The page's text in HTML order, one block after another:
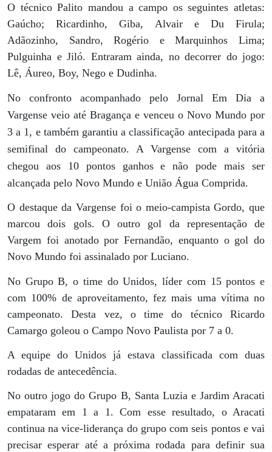
O técnico Palito mandou a campo os seguintes atletas:
Gaúcho; Ricardinho, Giba, Alvair e Du Firula;
Adãozinho, Sandro, Rogério e Marquinhos Lima;
Pulguinha e Jiló. Entraram ainda, no decorrer do jogo:
Lê, Áureo, Boy, Nego e Dudinha.
No confronto acompanhado pelo Jornal Em Dia a
Vargense veio até Bragança e venceu o Novo Mundo por
3 a 1, e também garantiu a classificação antecipada para a
semifinal do campeonato. A Vargense com a vitória
chegou aos 10 pontos ganhos e não pode mais ser
alcançada pelo Novo Mundo e União Água Comprida.
O destaque da Vargense foi o meio-campista Gordo, que
marcou dois gols. O outro gol da representação de
Vargem foi anotado por Fernandão, enquanto o gol do
Novo Mundo foi assinalado por Luciano.
No Grupo B, o time do Unidos, líder com 15 pontos e
com 100% de aproveitamento, fez mais uma vítima no
campeonato. Desta vez, o time do técnico Ricardo
Camargo goleou o Campo Novo Paulista por 7 a 0.
A equipe do Unidos já estava classificada com duas
rodadas de antecedência.
No outro jogo do Grupo B, Santa Luzia e Jardim Aracati
empataram em 1 a 1. Com esse resultado, o Aracati
continua na vice-liderança do grupo com seis pontos e vai
precisar esperar até a próxima rodada para definir sua